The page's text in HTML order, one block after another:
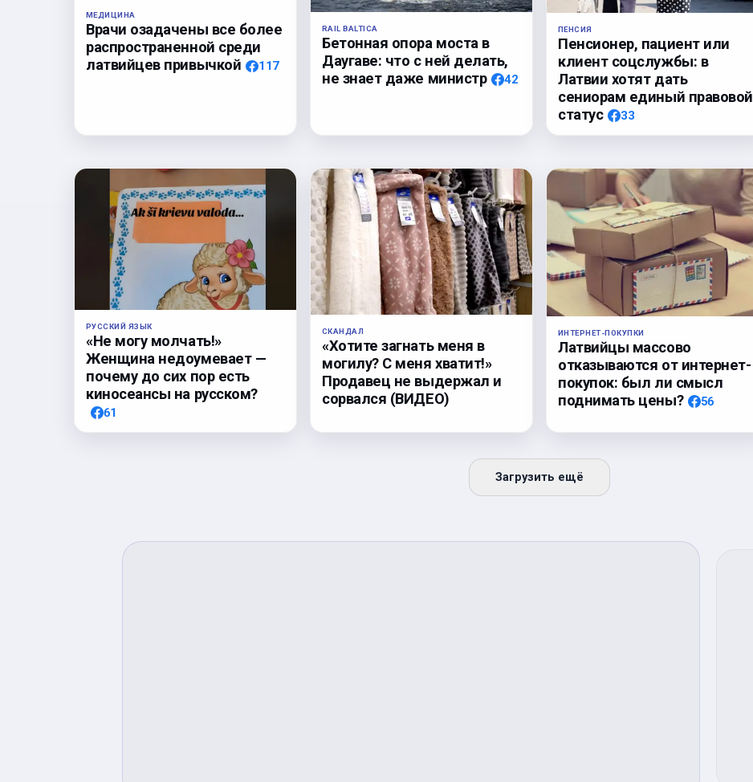
МЕДИЦИНА
Врачи озадачены все более
распространенной среди
латвийцев привычкой
117
RAIL BALTICA
Бетонная опора моста в
Даугаве: что с ней делать,
не знает даже министр
42
ПЕНСИЯ
Пенсионер, пациент или
клиент соцслужбы: в
Латвии хотят дать
сениорам единый правовой
статус
33
РУССКИЙ ЯЗЫК
«Не могу молчать!»
Женщина недоумевает —
почему до сих пор есть
киносеансы на русском?
61
СКАНДАЛ
«Хотите загнать меня в
могилу? С меня хватит!»
Продавец не выдержал и
сорвался (ВИДЕО)
ИНТЕРНЕТ-ПОКУПКИ
Латвийцы массово
отказываются от интернет-
покупок: был ли смысл
поднимать цены?
56
Загрузить ещё